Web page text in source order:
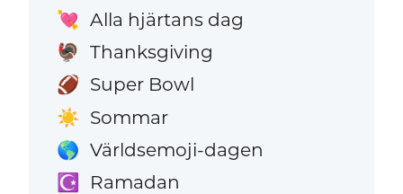
💘 Alla hjärtans dag
🦃 Thanksgiving
🏈 Super Bowl
☀️ Sommar
🌎 Världsemoji-dagen
☪️ Ramadan